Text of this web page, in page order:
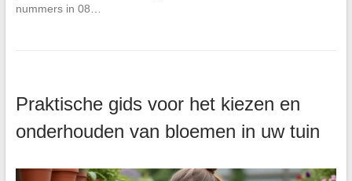
nummers in 08…
Praktische gids voor het kiezen en
onderhouden van bloemen in uw tuin